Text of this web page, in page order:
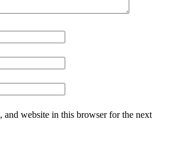
and website in this browser for the next